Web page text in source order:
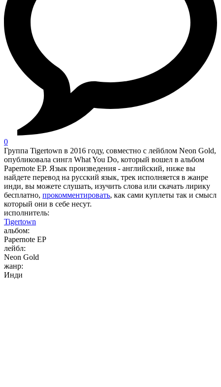
0
Группа Tigertown в 2016 году, совместно с лейблом Neon Gold,
опубликовала сингл What You Do, который вошел в альбом
Papernote EP. Язык произведения - английский, ниже вы
найдете перевод на русский язык, трек исполняется в жанре
инди, вы можете слушать, изучить слова или скачать лирику
бесплатно, прокомментировать, как сами куплеты так и смысл
который они в себе несут.
исполнитель:
Tigertown
альбом:
Papernote EP
лейбл:
Neon Gold
жанр:
Инди